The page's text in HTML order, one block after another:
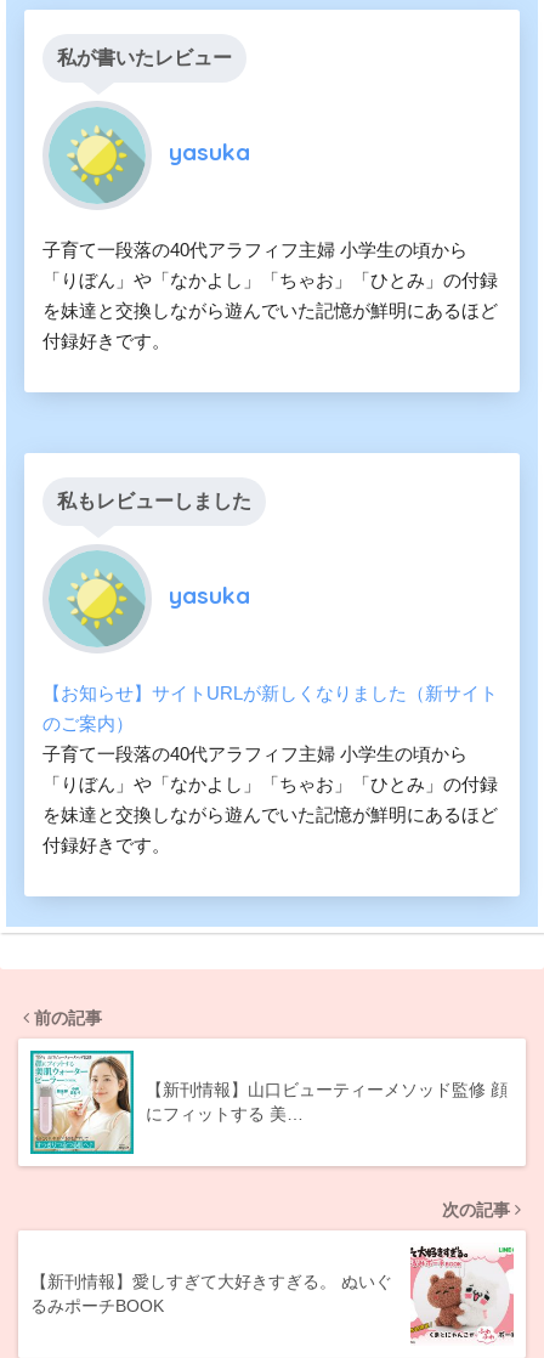
私が書いたレビュー
yasuka
子育て一段落の40代アラフィフ主婦 小学生の頃から
「りぼん」や「なかよし」「ちゃお」「ひとみ」の付録
を妹達と交換しながら遊んでいた記憶が鮮明にあるほど
付録好きです。
私もレビューしました
yasuka
【お知らせ】サイトURLが新しくなりました（新サイト
のご案内）
子育て一段落の40代アラフィフ主婦 小学生の頃から
「りぼん」や「なかよし」「ちゃお」「ひとみ」の付録
を妹達と交換しながら遊んでいた記憶が鮮明にあるほど
付録好きです。
前の記事
【新刊情報】山口ビューティーメソッド監修 顔
にフィットする 美…
次の記事
【新刊情報】愛しすぎて大好きすぎる。 ぬいぐ
るみポーチBOOK